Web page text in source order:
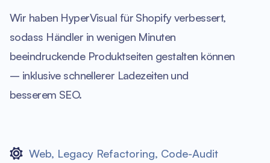
Wir haben HyperVisual für Shopify verbessert,
sodass Händler in wenigen Minuten
beeindruckende Produktseiten gestalten können
– inklusive schnellerer Ladezeiten und
besserem SEO.
Web, Legacy Refactoring, Code-Audit